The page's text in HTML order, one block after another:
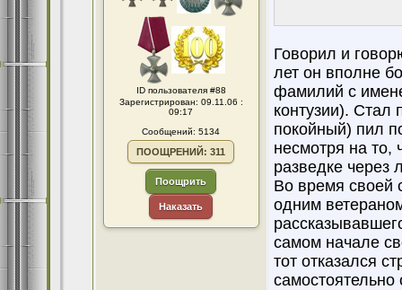
ID пользователя #88
Зарегистрирован: 09.11.06 :
09:17
Сообщений: 5134
ПООЩРЕНИЙ: 311
Поощрить
Наказать
Говорил и
лет он вполне
фамилий с
контузии). Стал
покойный) пил
несмотря на то,
разведке через
Во время своей
одним
самом начале
тот отказался
самостоятельно